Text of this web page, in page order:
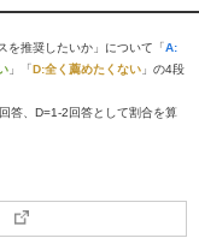
を推奨したいか」について「A:
」「D:全く薦めたくない 」の4段
答、D=1-2回答として割合を算